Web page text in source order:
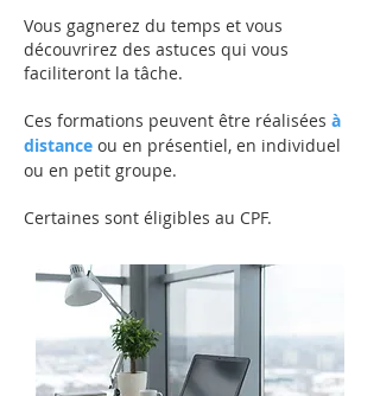
Vous gagnerez du temps et vous
découvrirez des astuces qui vous
faciliteront la tâche.
Ces formations peuvent être réalisées à
distance ou en présentiel, en individuel
ou en petit groupe.
Certaines sont éligibles au CPF.